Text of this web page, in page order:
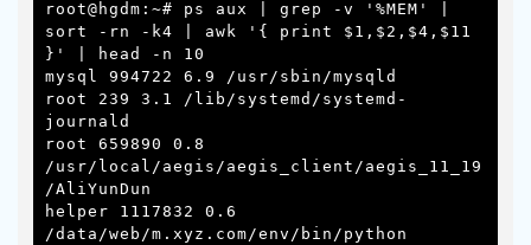
root@hgdm:~# ps aux | grep -v '%MEM' |
sort -rn -k4 | awk '{ print $1,$2,$4,$11
}' | head -n 10
mysql 994722 6.9 /usr/sbin/mysqld
root 239 3.1 /lib/systemd/systemd-
journald
root 659890 0.8
/usr/local/aegis/aegis_client/aegis_11_19
/AliYunDun
helper 1117832 0.6
/data/web/m.xyz.com/env/bin/python